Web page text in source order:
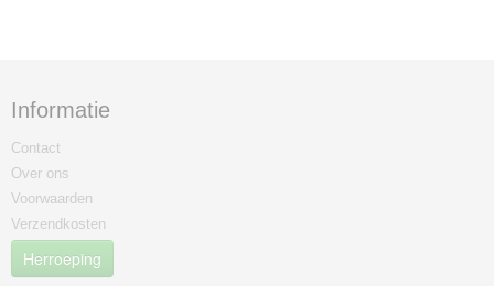
Informatie
Contact
Over ons
Voorwaarden
Verzendkosten
Herroeping